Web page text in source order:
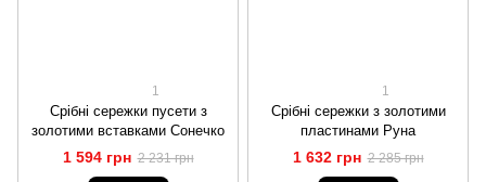
1
Срібні сережки пусети з
золотими вставками Сонечко
1 594 грн 2 231 грн
1
Срібні сережки з золотими
пластинами Руна
1 632 грн 2 285 грн